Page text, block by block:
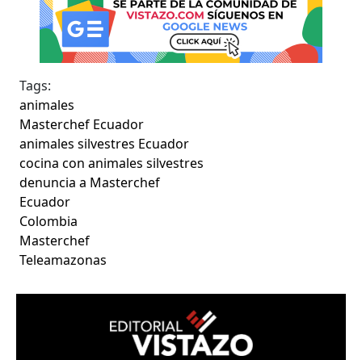
Tags:
animales
Masterchef Ecuador
animales silvestres Ecuador
cocina con animales silvestres
denuncia a Masterchef
Ecuador
Colombia
Masterchef
Teleamazonas